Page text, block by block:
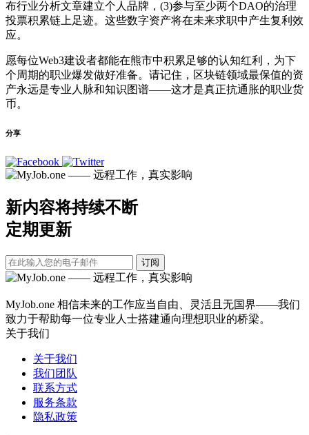
布行业分析文章建立个人品牌，(3)参与至少两个DAO的治理
投票积累链上足迹。这些数字资产将在未来求职中产生复利效
应。
愿每位Web3建设者都能在熊市中积累足够的认知红利，为下
个周期的职业爆发做好准备。请记住，区块链领域最保值的资
产永远是专业人脉和知识图谱——这才是真正抗通胀的职业货
币。
分享
新内容将持续不断
定期更新
订阅
MyJob.one 相信未来的工作应当自由、灵活且无国界——我们
致力于帮助每一位专业人士搭建通向理想职业的桥梁。
关于我们
关于我们
我们团队
联系方式
服务条款
隐私政策